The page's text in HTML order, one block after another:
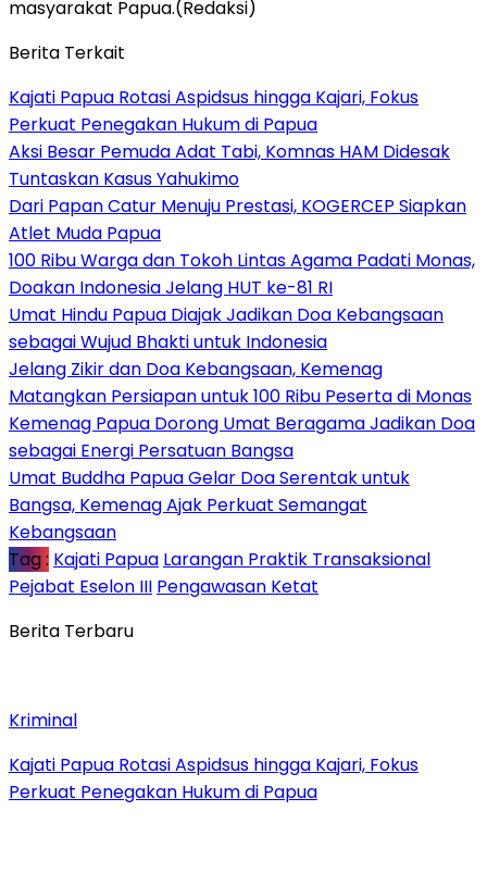
masyarakat Papua.(Redaksi)
Berita Terkait
Kajati Papua Rotasi Aspidsus hingga Kajari, Fokus
Perkuat Penegakan Hukum di Papua
Aksi Besar Pemuda Adat Tabi, Komnas HAM Didesak
Tuntaskan Kasus Yahukimo
Dari Papan Catur Menuju Prestasi, KOGERCEP Siapkan
Atlet Muda Papua
100 Ribu Warga dan Tokoh Lintas Agama Padati Monas,
Doakan Indonesia Jelang HUT ke-81 RI
Umat Hindu Papua Diajak Jadikan Doa Kebangsaan
sebagai Wujud Bhakti untuk Indonesia
Jelang Zikir dan Doa Kebangsaan, Kemenag
Matangkan Persiapan untuk 100 Ribu Peserta di Monas
Kemenag Papua Dorong Umat Beragama Jadikan Doa
sebagai Energi Persatuan Bangsa
Umat Buddha Papua Gelar Doa Serentak untuk
Bangsa, Kemenag Ajak Perkuat Semangat
Kebangsaan
Tag : Kajati Papua Larangan Praktik Transaksional
Pejabat Eselon III Pengawasan Ketat
Berita Terbaru
Kriminal
Kajati Papua Rotasi Aspidsus hingga Kajari, Fokus
Perkuat Penegakan Hukum di Papua